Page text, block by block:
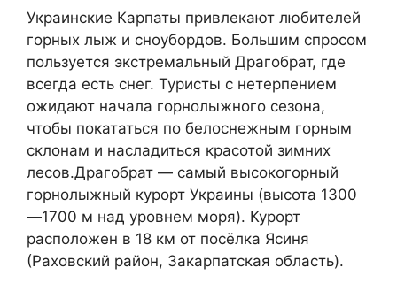
Украинские Карпаты привлекают любителей
горных лыж и сноубордов. Большим спросом
пользуется экстремальный Драгобрат, где
всегда есть снег. Туристы с нетерпением
ожидают начала горнолыжного сезона,
чтобы покататься по белоснежным горным
склонам и насладиться красотой зимних
лесов.Драгобрат — самый высокогорный
горнолыжный курорт Украины (высота 1300
—1700 м над уровнем моря). Курорт
расположен в 18 км от посёлка Ясиня
(Раховский район, Закарпатская область).